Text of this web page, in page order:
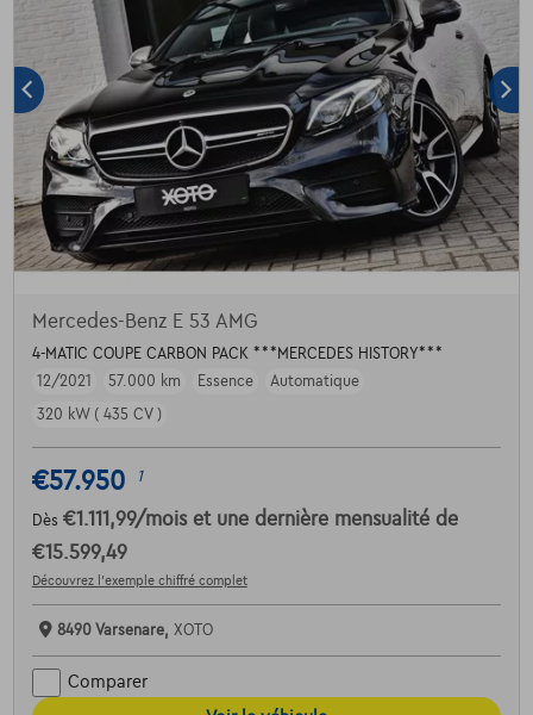
Mercedes-Benz E 53 AMG
4-MATIC COUPE CARBON PACK ***MERCEDES HISTORY***
12/2021
57.000 km Essence
Automatique
320 kW ( 435 CV )
€57.950 1
Dès €1.111,99/mois et une dernière mensualité de
€15.599,49
Découvrez l’exemple chiffré complet
8490 Varsenare, XOTO
Comparer